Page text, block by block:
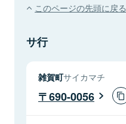
このページの先頭に戻る
サ行
雑賀町サイカマチ
690-0056